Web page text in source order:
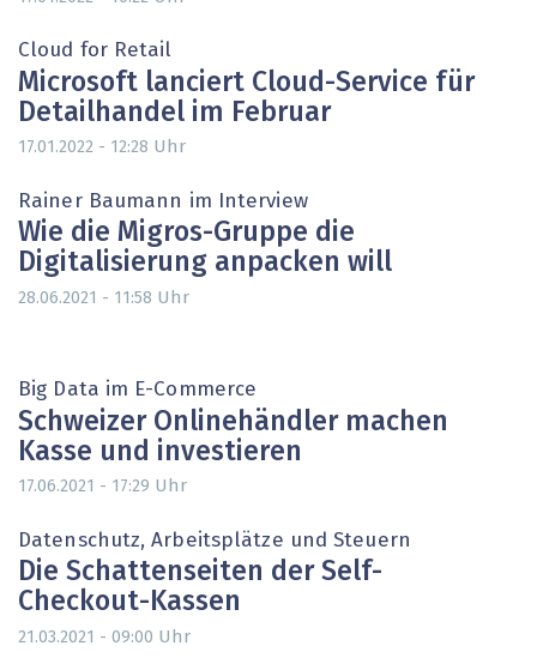
Cloud for Retail
Microsoft lanciert Cloud-Service für
Detailhandel im Februar
17.01.2022 - 12:28 Uhr
Rainer Baumann im Interview
Wie die Migros-Gruppe die
Digitalisierung anpacken will
28.06.2021 - 11:58 Uhr
Big Data im E-Commerce
Schweizer Onlinehändler machen
Kasse und investieren
17.06.2021 - 17:29 Uhr
Datenschutz, Arbeitsplätze und Steuern
Die Schattenseiten der Self-
Checkout-Kassen
21.03.2021 - 09:00 Uhr